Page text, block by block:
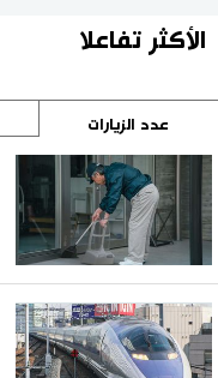
الأكثر تفاعلا
عدد الزيارات